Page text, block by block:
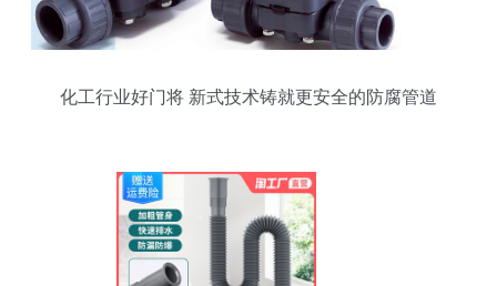
化工行业好门将 新式技术铸就更安全的防腐管道